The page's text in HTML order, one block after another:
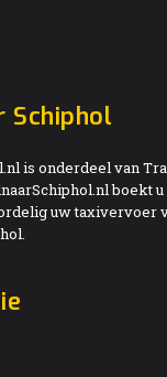
Schiphol
is onderdeel van
boekt u
uw taxivervoer